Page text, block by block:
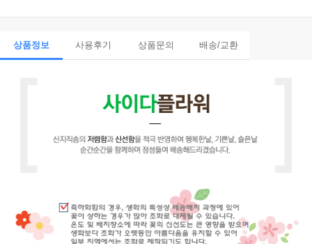
상품정보 사용후기 상품문의 배송/교환